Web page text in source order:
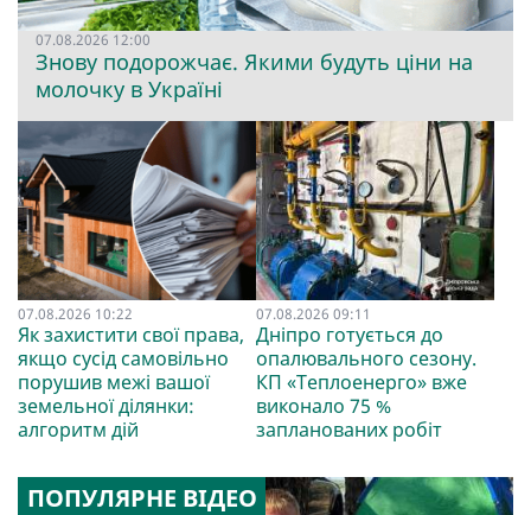
07.08.2026 12:00
Знову подорожчає. Якими будуть ціни на
молочку в Україні
07.08.2026 10:22
Як захистити свої права,
якщо сусід самовільно
порушив межі вашої
земельної ділянки:
алгоритм дій
07.08.2026 09:11
Дніпро готується до
опалювального сезону.
КП «Теплоенерго» вже
виконало 75 %
запланованих робіт
ПОПУЛЯРНЕ ВІДЕО